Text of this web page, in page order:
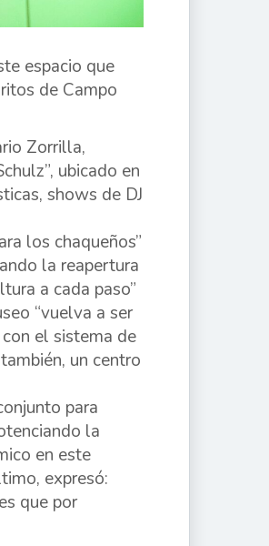
espacio que
de Campo
Zorrilla,
ubicado en
shows de DJ
los chaqueños”
la reapertura
a cada paso”
“vuelva a ser
el sistema de
un centro
para
la
en este
expresó:
que por